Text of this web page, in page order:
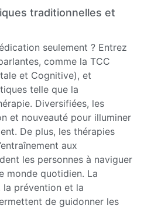
traditionnelles et
seulement ? Entrez
comme la TCC
et Cognitive), et
telle que la
Diversifiées, les
et nouveauté pour illuminer
De plus, les thérapies
aux
les personnes à naviguer
monde quotidien. La
la prévention et la
de guidonner les